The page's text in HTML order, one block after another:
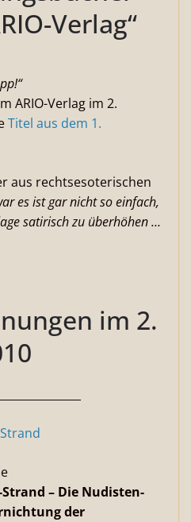
Verlag“
ARIO-Verlag im 2.
Titel aus dem 1.
aus rechtsesoterischen
es ist gar nicht so einfach,
satirisch zu überhöhen …
im 2.
– Die Nudisten-
der